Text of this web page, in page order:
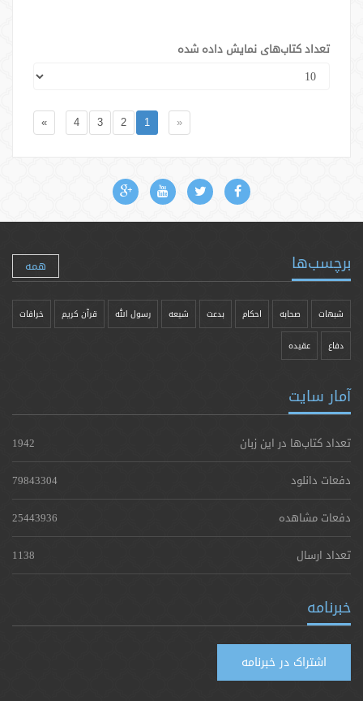
تعداد کتاب‌های نمایش داده شده
«
1
2
3
4
»
برچسب‌ها همه
شبهات صحابه احکام بدعت شیعه رسول الله قرآن کریم خرافات
دفاع عقیده
آمار سایت
تعداد کتاب‌ها در این زبان
1942
دفعات دانلود
79843304
دفعات مشاهده
25443936
تعداد ارسال
1138
خبرنامه
اشتراک در خبرنامه